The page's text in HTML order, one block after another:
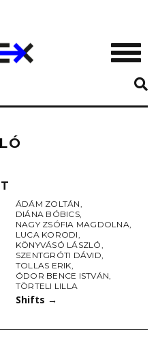
ÁDÁM ZOLTÁN,
DIÁNA BÓBICS,
NAGY ZSÓFIA MAGDOLNA,
LUCA KORODI,
KÖNYVÁSÓ LÁSZLÓ,
SZENTGRÓTI DÁVID,
TOLLAS ERIK,
ÓDOR BENCE ISTVÁN,
TÖRTELI LILLA
Shifts →